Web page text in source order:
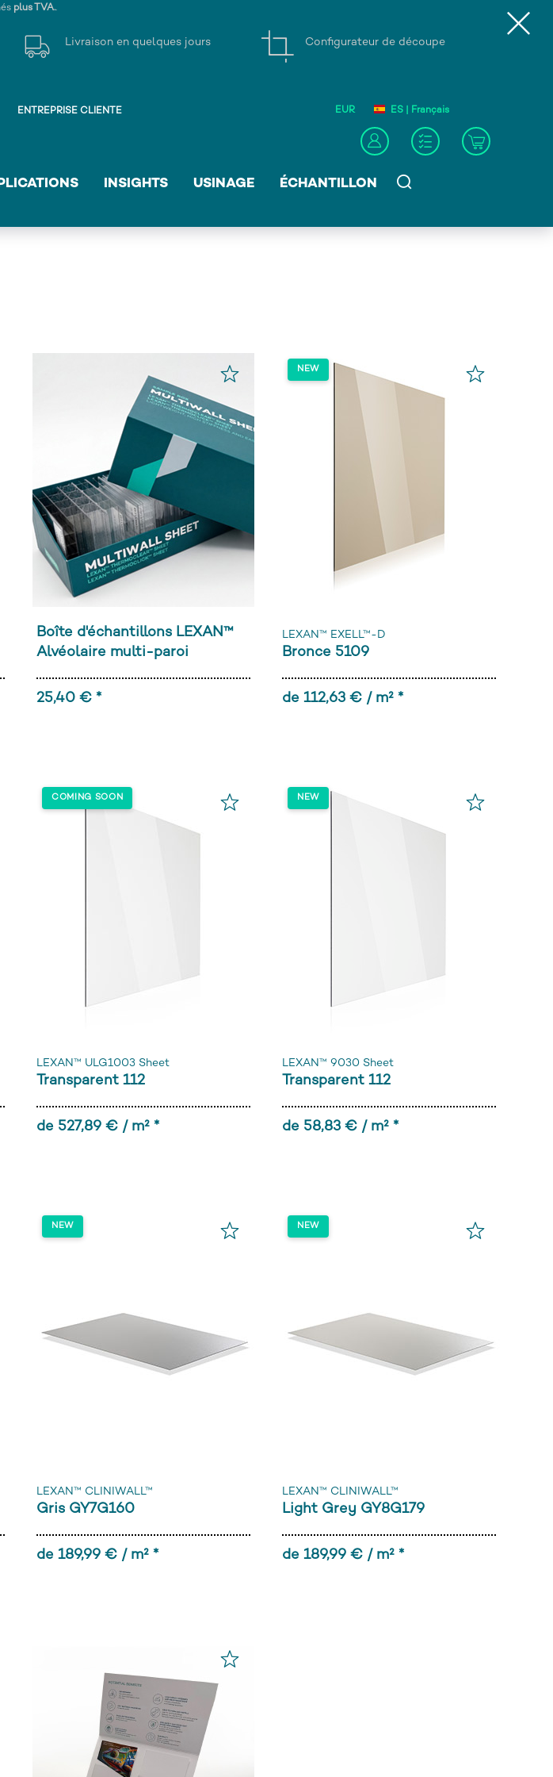
plus TVA..
Livraison en quelques jours Configurateur de découpe
ENTREPRISE CLIENTE EUR ES | Français
INSIGHTS USINAGE ÉCHANTILLON
Boîte d'échantillons LEXAN™
Alvéolaire multi-paroi
25,40 € *
LEXAN™ EXELL™-D
Bronce 5109
de 112,63 € / m² *
LEXAN™ ULG1003 Sheet
Transparent 112
de 527,89 € / m² *
LEXAN™ 9030 Sheet
Transparent 112
de 58,83 € / m² *
LEXAN™ CLINIWALL™
Gris GY7G160
de 189,99 € / m² *
LEXAN™ CLINIWALL™
Light Grey GY8G179
de 189,99 € / m² *